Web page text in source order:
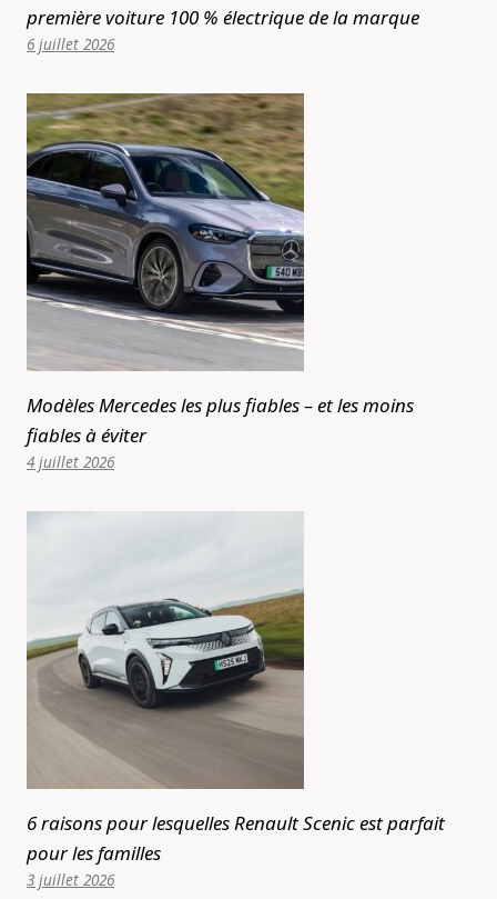
première voiture 100 % électrique de la marque
6 juillet 2026
Modèles Mercedes les plus fiables – et les moins
fiables à éviter
4 juillet 2026
6 raisons pour lesquelles Renault Scenic est parfait
pour les familles
3 juillet 2026